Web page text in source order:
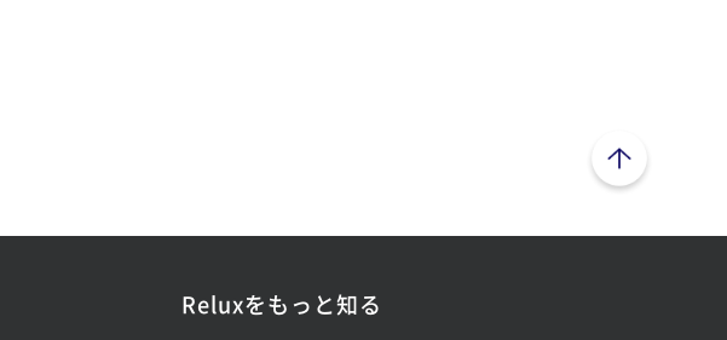
Reluxをもっと知る